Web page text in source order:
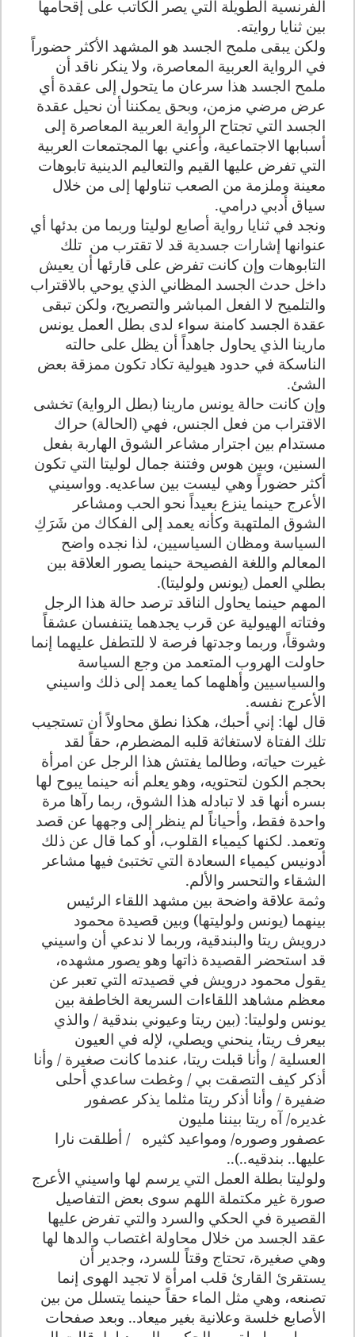
الفرنسية الطويلة التي يصر الكاتب على إقحامها
بين ثنايا روايته.
ولكن يبقى ملمح الجسد هو المشهد الأكثر حضوراً
في الرواية العربية المعاصرة، ولا ينكر ناقد أن
ملمح الجسد هذا سرعان ما يتحول إلى عقدة أي
عرض مرضي مزمن، وبحق يمكننا أن نحيل عقدة
الجسد التي تجتاح الرواية العربية المعاصرة إلى
أسبابها الاجتماعية، وأعني بها المجتمعات العربية
التي تفرض عليها القيم والتعاليم الدينية تابوهات
معينة وملزمة من الصعب تناولها إلى من خلال
سياق أدبي درامي.
ونجد في ثنايا رواية أصابع لوليتا وربما من بدئها أي
عنوانها إشارات جسدية قد لا تقترب من تلك
التابوهات وإن كانت تفرض على قارئها أن يعيش
داخل حدث الجسد المظاني الذي يوحي بالاقتراب
والتلميح لا الفعل المباشر والتصريح، ولكن تبقى
عقدة الجسد كامنة سواء لدى بطل العمل يونس
مارينا الذي يحاول جاهداً أن يظل على حالته
الناسكة في حدود هيولية تكاد تكون ممزقة بعض
الشئ.
وإن كانت حالة يونس مارينا (بطل الرواية) تخشى
الاقتراب من فعل الجنس، فهي (الحالة) حراك
مستدام بين اجترار مشاعر الشوق الهاربة بفعل
السنين، وبين هوس وفتنة جمال لوليتا التي تكون
أكثر حضوراً وهي ليست بين ساعديه. وواسيني
الأعرج حينما ينزع بعيداً نحو الحب ومشاعر
الشوق الملتهبة وكأنه يعمد إلى الفكاك من شَرَكِ
السياسة ومظان السياسيين، لذا نجده واضح
المعالم واللغة الفصيحة حينما يصور العلاقة بين
بطلي العمل (يونس ولوليتا).
المهم حينما يحاول الناقد ترصد حالة هذا الرجل
وفتاته الهيولية عن قرب يجدهما يتنفسان عشقاً
وشوقاً، وربما وجدتها فرصة لا للتطفل عليهما إنما
حاولت الهروب المتعمد من وجع السياسة
والسياسيين وأهلهما كما يعمد إلى ذلك واسيني
الأعرج نفسه.
قال لها: إني أحبك، هكذا نطق محاولاً أن تستجيب
تلك الفتاة لاستغاثة قلبه المضطرم، حقاً لقد
غيرت حياته، وطالما يفتش هذا الرجل عن امرأة
بحجم الكون لتحتويه، وهو يعلم أنه حينما يبوح لها
بسره أنها قد لا تبادله هذا الشوق، ربما رآها مرة
واحدة فقط، وأحياناً لم ينظر إلى وجهها عن قصد
وتعمد. لكنها كيمياء القلوب، أو كما قال عن ذلك
أدونيس كيمياء السعادة التي تختبئ فيها مشاعر
الشقاء والتحسر والألم.
وثمة علاقة واضحة بين مشهد اللقاء الرئيس
بينهما (يونس ولوليتها) وبين قصيدة محمود
درويش ريتا والبندقية، وربما لا ندعي أن واسيني
قد استحضر القصيدة ذاتها وهو يصور مشهده،
يقول محمود درويش في قصيدته التي تعبر عن
معظم مشاهد اللقاءات السريعة الخاطفة بين
يونس ولوليتا: (بين ريتا وعيوني بندقية / والذي
بيعرف ريتا، ينحني ويصلي، لإله في العيون
العسلية / وأنا قبلت ريتا، عندما كانت صغيرة / وأنا
أذكر كيف التصقت بي / وغطت ساعدي أحلى
ضفيرة / وأنا أذكر ريتا مثلما يذكر عصفور
غديره/ آه ريتا بيننا مليون
عصفور وصوره/ ومواعيد كثيره
/ أطلقت نارا
عليها.. بندقيه..)..
ولوليتا بطلة العمل التي يرسم لها واسيني الأعرج
صورة غير مكتملة اللهم سوى بعض التفاصيل
القصيرة في الحكي والسرد والتي تفرض عليها
عقد الجسد من خلال محاولة اغتصاب والدها لها
وهي صغيرة، تحتاج وقتاً للسرد، وجدير أن
يستقرئ القارئ قلب امرأة لا تجيد الهوى إنما
تصنعه، وهي مثل الماء حقاً حينما يتسلل من بين
الأصابع خلسة وعلانية بغير ميعاد.. وبعد صفحات